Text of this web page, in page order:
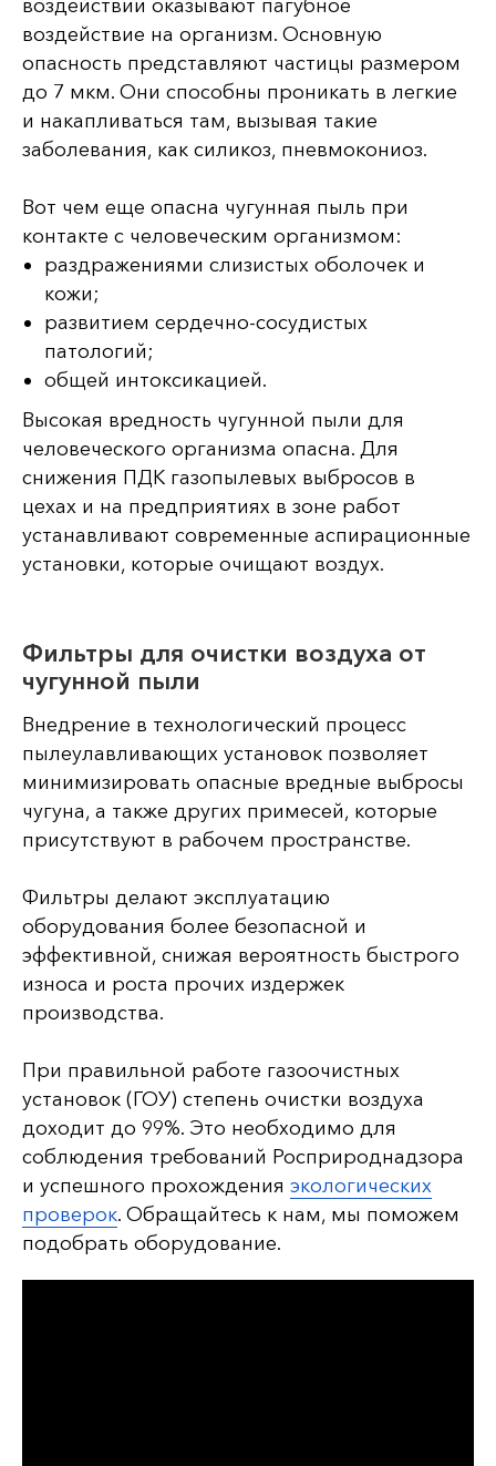
воздействии оказывают пагубное
воздействие на организм. Основную
опасность представляют частицы размером
до 7 мкм. Они способны проникать в легкие
и накапливаться там, вызывая такие
заболевания, как силикоз, пневмокониоз.
Вот чем еще опасна чугунная пыль при
контакте с человеческим организмом:
раздражениями слизистых оболочек и
кожи;
развитием сердечно-сосудистых
патологий;
общей интоксикацией.
Высокая вредность чугунной пыли для
человеческого организма опасна. Для
снижения ПДК газопылевых выбросов в
цехах и на предприятиях в зоне работ
устанавливают современные аспирационные
установки, которые очищают воздух.
Фильтры для очистки воздуха от
чугунной пыли
Внедрение в технологический процесс
пылеулавливающих установок позволяет
минимизировать опасные вредные выбросы
чугуна, а также других примесей, которые
присутствуют в рабочем пространстве.
Фильтры делают эксплуатацию
оборудования более безопасной и
эффективной, снижая вероятность быстрого
износа и роста прочих издержек
производства.
При правильной работе газоочистных
установок (ГОУ) степень очистки воздуха
доходит до 99%. Это необходимо для
соблюдения требований Росприроднадзора
и успешного прохождения экологических
проверок. Обращайтесь к нам, мы поможем
подобрать оборудование.